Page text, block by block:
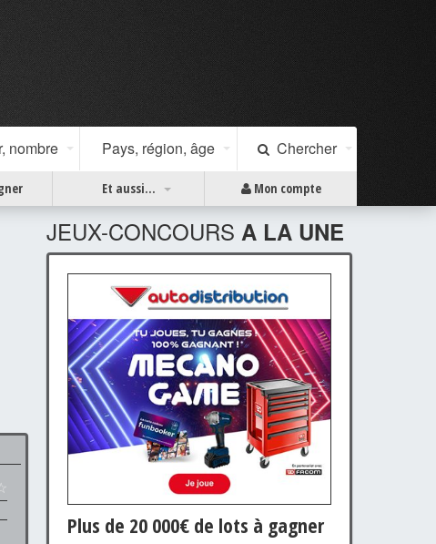
nombre Pays, région, âge Chercher
Et aussi... Mon compte
JEUX-CONCOURS A LA UNE
Plus de 20 000€ de lots à gagner